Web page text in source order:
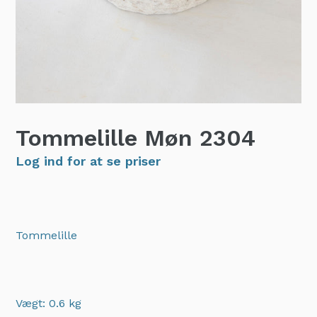
Tommelille Møn 2304
Log ind for at se priser
Tommelille
Vægt: 0.6 kg